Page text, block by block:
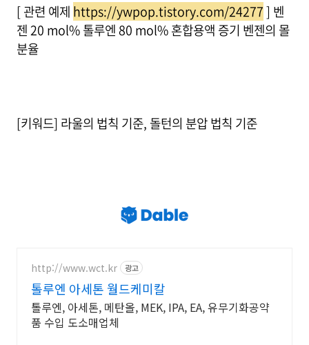
[ 관련 예제 https://ywpop.tistory.com/24277] 벤
젠 20 mol% 톨루엔 80 mol% 혼합용액 증기 벤젠의 몰
분율
[키워드] 라울의 법칙 기준, 돌턴의 분압 법칙 기준
http://www.wct.kr 광고
톨루엔 아세톤 월드케미칼
톨루엔, 아세톤, 메탄올, MEK, IPA, EA, 유무기화공약
품 수입 도소매업체